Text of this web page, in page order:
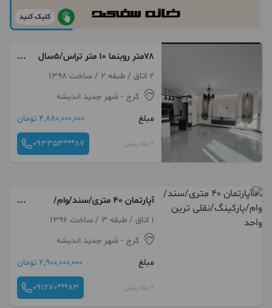
کلیک کنید
۷۸متر روبنما ۱۰ متر تراس/۵سال
ساخت/۶ واحد کلا
2 اتاق / طبقه 2 / ساخت 1398
کرج - شهر جدید اندیشه
مبلغ
4,880,000,000 تومان
2 ماه پیش 093353***87
آپارتمان ۴۰ متری/سند/وام/
پارکینگ/نقلی ترین واحد1 اتاق / طبقه 3 / ساخت 1396
کرج - شهر جدید اندیشه
مبلغ
2,900,000,000 تومان
2 ماه پیش 091270***83